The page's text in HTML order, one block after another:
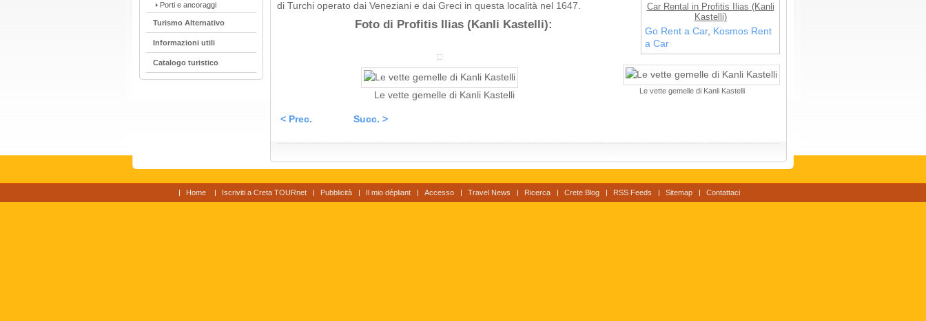
Porti e ancoraggi
Turismo Alternativo
Informazioni utili
Catalogo turistico
Car Rental in Profitis Ilias (Kanli
Kastelli)
Go Rent a Car, Kosmos Rent
a Car
Le vette gemelle di Kanli Kastelli
di Turchi operato dai Veneziani e dai Greci in questa località nel 1647.
Foto di Profitis Ilias (Kanli Kastelli):
Le vette gemelle di Kanli Kastelli
< Prec. Succ. >
Home Iscriviti a Creta TOURnet Pubblicità Il mio dépliant Accesso Travel News Ricerca Crete Blog RSS Feeds Sitemap Contattaci